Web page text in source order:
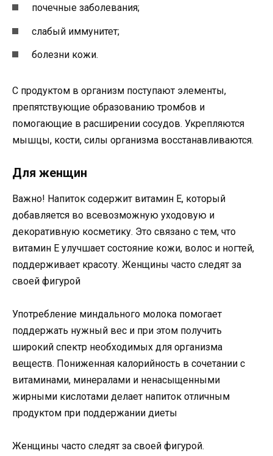
почечные заболевания;
слабый иммунитет;
болезни кожи.
С продуктом в организм поступают элементы,
препятствующие образованию тромбов и
помогающие в расширении сосудов. Укрепляются
мышцы, кости, силы организма восстанавливаются.
Для женщин
Важно! Напиток содержит витамин Е, который
добавляется во всевозможную уходовую и
декоративную косметику. Это связано с тем, что
витамин Е улучшает состояние кожи, волос и ногтей,
поддерживает красоту. Женщины часто следят за
своей фигурой
Употребление миндального молока помогает
поддержать нужный вес и при этом получить
широкий спектр необходимых для организма
веществ. Пониженная калорийность в сочетании с
витаминами, минералами и ненасыщенными
жирными кислотами делает напиток отличным
продуктом при поддержании диеты
Женщины часто следят за своей фигурой.